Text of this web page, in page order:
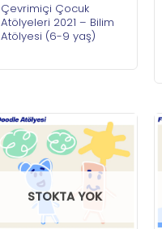
Çevrimiçi Çocuk
Atölyeleri 2021 – Bilim
Atölyesi (6-9 yaş)
STOKTA YOK